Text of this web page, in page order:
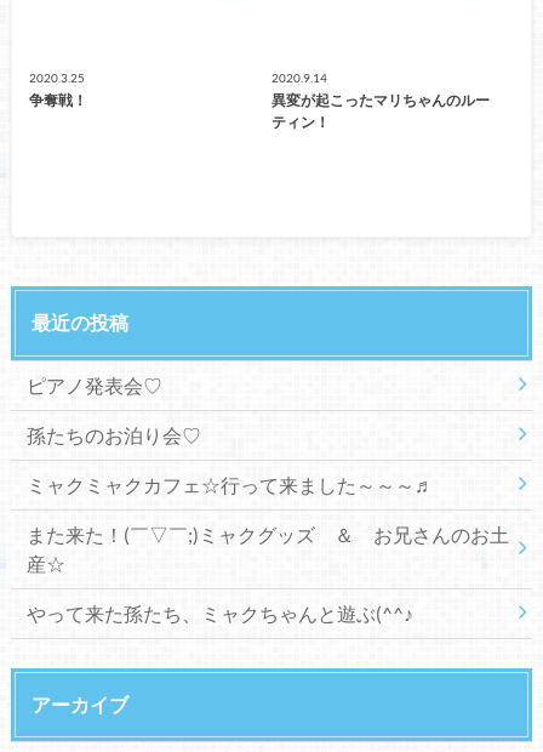
2020.3.25
争奪戦！
2020.9.14
異変が起こったマリちゃんのルー
ティン！
最近の投稿
ピアノ発表会♡
孫たちのお泊り会♡
ミャクミャクカフェ☆行って来ました～～～♬
また来た！(￣▽￣;)ミャクグッズ ＆ お兄さんのお土
産☆
やって来た孫たち、ミャクちゃんと遊ぶ(^^♪
アーカイブ